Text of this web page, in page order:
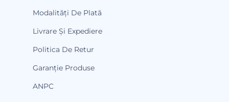
Modalități De Plată
Livrare Și Expediere
Politica De Retur
Garanție Produse
ANPC